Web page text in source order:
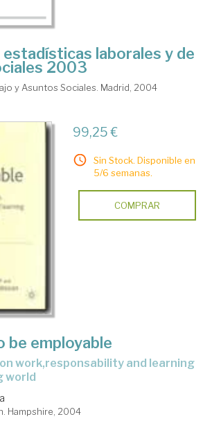
estadísticas laborales y de
2003
y Asuntos Sociales. Madrid, 2004
99,25 €
Sin Stock. Disponible en
5/6 semanas.
COMPRAR
be employable
world
Hampshire, 2004